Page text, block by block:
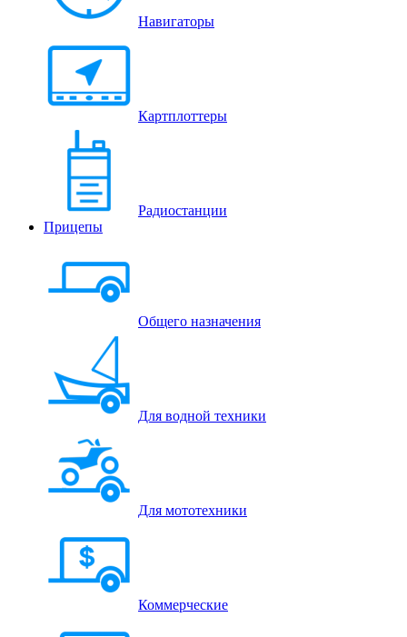
Навигаторы
Картплоттеры
Радиостанции
Прицепы
Общего назначения
Для водной техники
Для мототехники
Коммерческие